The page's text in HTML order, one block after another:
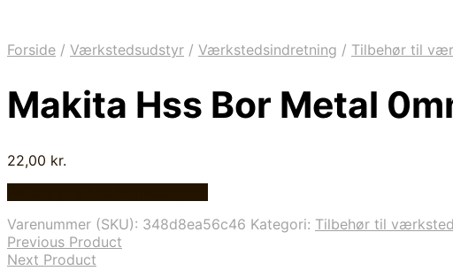
Forside / Værkstedsudstyr / Værkstedsindretning / Tilbehør til
Makita Hss Bor Metal
22,00 kr.
Varenummer (SKU): 348d8ea56c46 Kategori: Tilbehør til
Previous Product
Next Product